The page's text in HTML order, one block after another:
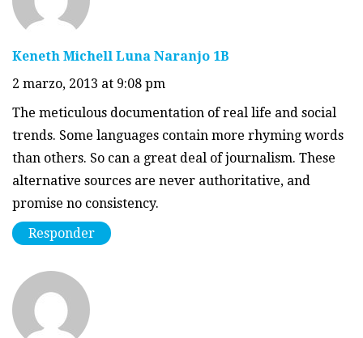
Keneth Michell Luna Naranjo 1B
2 marzo, 2013 at 9:08 pm
The meticulous documentation of real life and social
trends. Some languages contain more rhyming words
than others. So can a great deal of journalism. These
alternative sources are never authoritative, and
promise no consistency.
Responder